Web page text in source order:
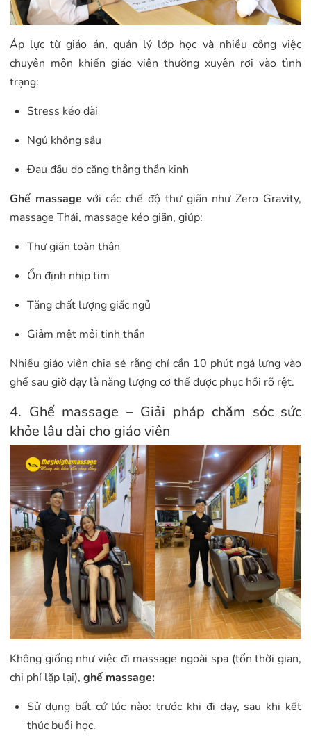
Áp lực từ giáo án, quản lý lớp học và nhiều công việc
chuyên môn khiến giáo viên thường xuyên rơi vào tình
trạng:
Stress kéo dài
Ngủ không sâu
Đau đầu do căng thẳng thần kinh
Ghế massage với các chế độ thư giãn như Zero Gravity,
massage Thái, massage kéo giãn, giúp:
Thư giãn toàn thân
Ổn định nhịp tim
Tăng chất lượng giấc ngủ
Giảm mệt mỏi tinh thần
Nhiều giáo viên chia sẻ rằng chỉ cần 10 phút ngả lưng vào
ghế sau giờ dạy là năng lượng cơ thể được phục hồi rõ rệt.
4. Ghế massage – Giải pháp chăm sóc sức
khỏe lâu dài cho giáo viên
Không giống như việc đi massage ngoài spa (tốn thời gian,
chi phí lặp lại), ghế massage:
Sử dụng bất cứ lúc nào: trước khi đi dạy, sau khi kết
thúc buổi học.